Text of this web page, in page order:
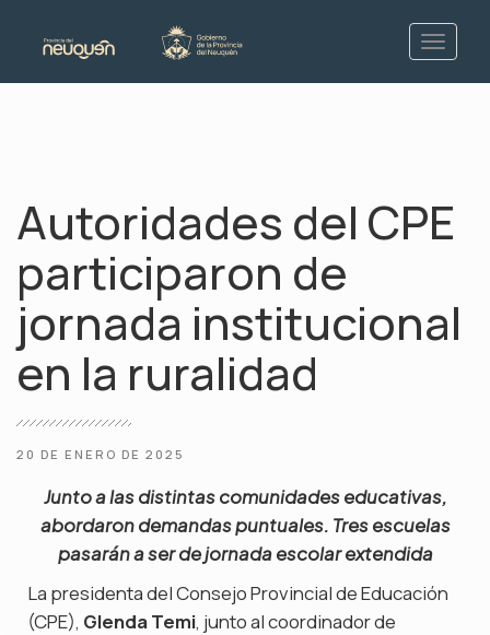
Autoridades del CPE
participaron de
jornada institucional
en la ruralidad
20 DE ENERO DE 2025
Junto a las distintas comunidades educativas,
abordaron demandas puntuales. Tres escuelas
pasarán a ser de jornada escolar extendida
La presidenta del Consejo Provincial de Educación
(CPE), Glenda Temi, junto al coordinador de